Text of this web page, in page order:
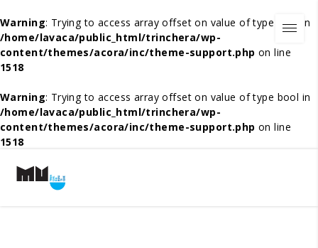
Warning: Trying to access array offset on value of type bool in
/home/lavaca/public_html/trinchera/wp-
content/themes/acora/inc/theme-support.php on line
1518
Warning: Trying to access array offset on value of type bool in
/home/lavaca/public_html/trinchera/wp-
content/themes/acora/inc/theme-support.php on line
1518